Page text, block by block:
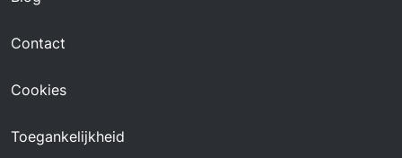
Contact
Cookies
Toegankelijkheid